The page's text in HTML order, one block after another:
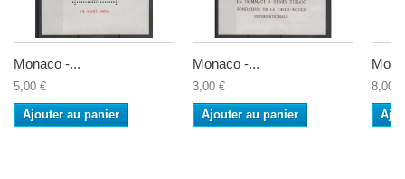
Monaco -...
5,00 €
Ajouter au panier
Monaco -...
3,00 €
Ajouter au panier
8,00 €